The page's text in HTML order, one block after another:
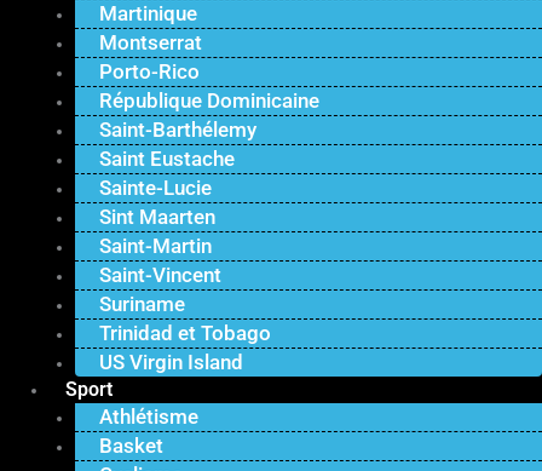
Martinique
Montserrat
Porto-Rico
République Dominicaine
Saint-Barthélemy
Saint Eustache
Sainte-Lucie
Sint Maarten
Saint-Martin
Saint-Vincent
Suriname
Trinidad et Tobago
US Virgin Island
Sport
Athlétisme
Basket